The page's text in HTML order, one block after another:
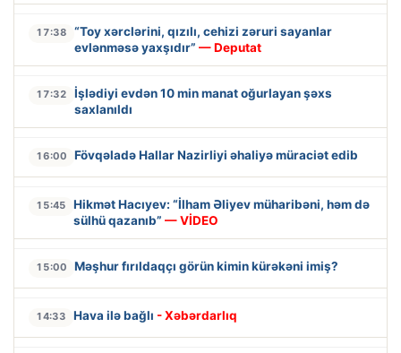
17:38
“Toy xərclərini, qızılı, cehizi zəruri sayanlar
evlənməsə yaxşıdır” — Deputat
17:32
İşlədiyi evdən 10 min manat oğurlayan şəxs
saxlanıldı
16:00 Fövqəladə Hallar Nazirliyi əhaliyə müraciət edib
15:45
Hikmət Hacıyev: “İlham Əliyev müharibəni, həm də
sülhü qazanıb” — VİDEO
15:00 Məşhur fırıldaqçı görün kimin kürəkəni imiş?
14:33 Hava ilə bağlı - Xəbərdarlıq